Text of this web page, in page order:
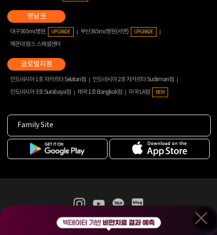
대구365mc병원 UPGRADE 부산365mc병원(서면) UPGRADE
해운대 람스 스페셜센터
인도네시아 1호 자카르타 Selatan점
인도네시아 2호 자카르타 Sudirman점
인도네시아 3호 Surabaya점
태국 1호 Bangkok점 미국 LA점 NEW
Family Site
365mc 병·의원 이용약관
홈페이지 이용약관
비급여진료수가